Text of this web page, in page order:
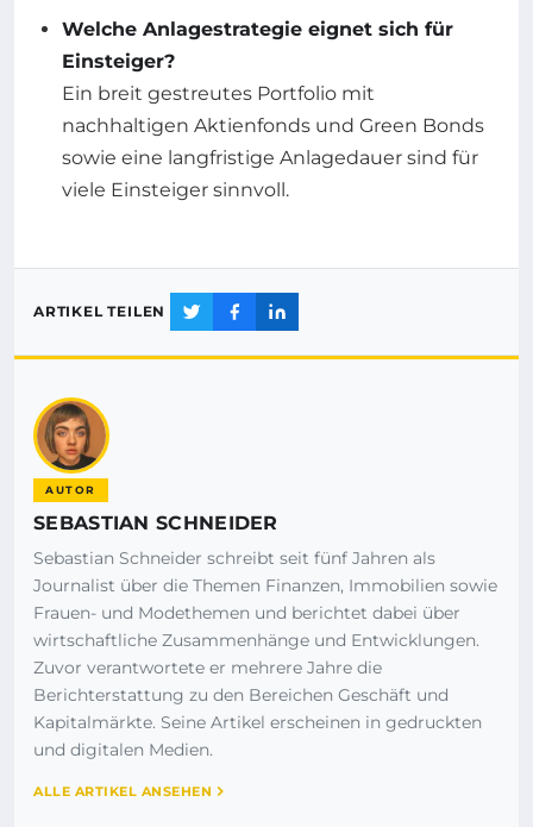
Welche Anlagestrategie eignet sich für
Einsteiger?
Ein breit gestreutes Portfolio mit
nachhaltigen Aktienfonds und Green Bonds
sowie eine langfristige Anlagedauer sind für
viele Einsteiger sinnvoll.
ARTIKEL TEILEN
AUTOR
SEBASTIAN SCHNEIDER
Sebastian Schneider schreibt seit fünf Jahren als
Journalist über die Themen Finanzen, Immobilien sowie
Frauen- und Modethemen und berichtet dabei über
wirtschaftliche Zusammenhänge und Entwicklungen.
Zuvor verantwortete er mehrere Jahre die
Berichterstattung zu den Bereichen Geschäft und
Kapitalmärkte. Seine Artikel erscheinen in gedruckten
und digitalen Medien.
ALLE ARTIKEL ANSEHEN